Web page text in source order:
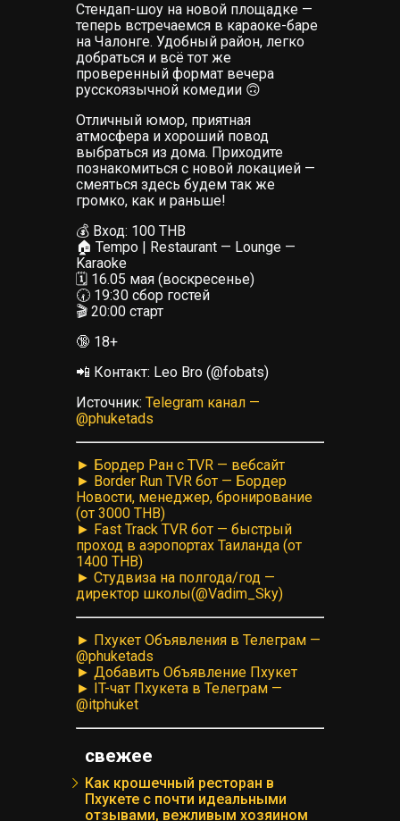
Стендап-шоу на новой площадке —
теперь встречаемся в караоке-баре
на Чалонге. Удобный район, легко
добраться и всё тот же
проверенный формат вечера
русскоязычной комедии 🙃
Отличный юмор, приятная
атмосфера и хороший повод
выбраться из дома. Приходите
познакомиться с новой локацией —
смеяться здесь будем так же
громко, как и раньше!
💰 Вход: 100 THB
🏠 Tempo | Restaurant — Lounge —
Karaoke
🗓 16.05 мая (воскресенье)
🕢 19:30 сбор гостей
🎬 20:00 старт
🔞 18+
📲 Контакт: Leo Bro (@fobats)
Источник: Telegram канал —
@phuketads
► Бордер Ран с TVR — вебсайт
► Border Run TVR бот — Бордер
Новости, менеджер, бронирование
(от 3000 THB)
► Fast Track TVR бот — быстрый
проход в аэропортах Таиланда (от
1400 THB)
► Студвиза на полгода/год —
директор школы(@Vadim_Sky)
► Пхукет Объявления в Телеграм —
@phuketads
► Добавить Объявление Пхукет
► IT-чат Пхукета в Телеграм —
@itphuket
свежее
Как крошечный ресторан в
Пхукете с почти идеальными
отзывами, вежливым хозяином